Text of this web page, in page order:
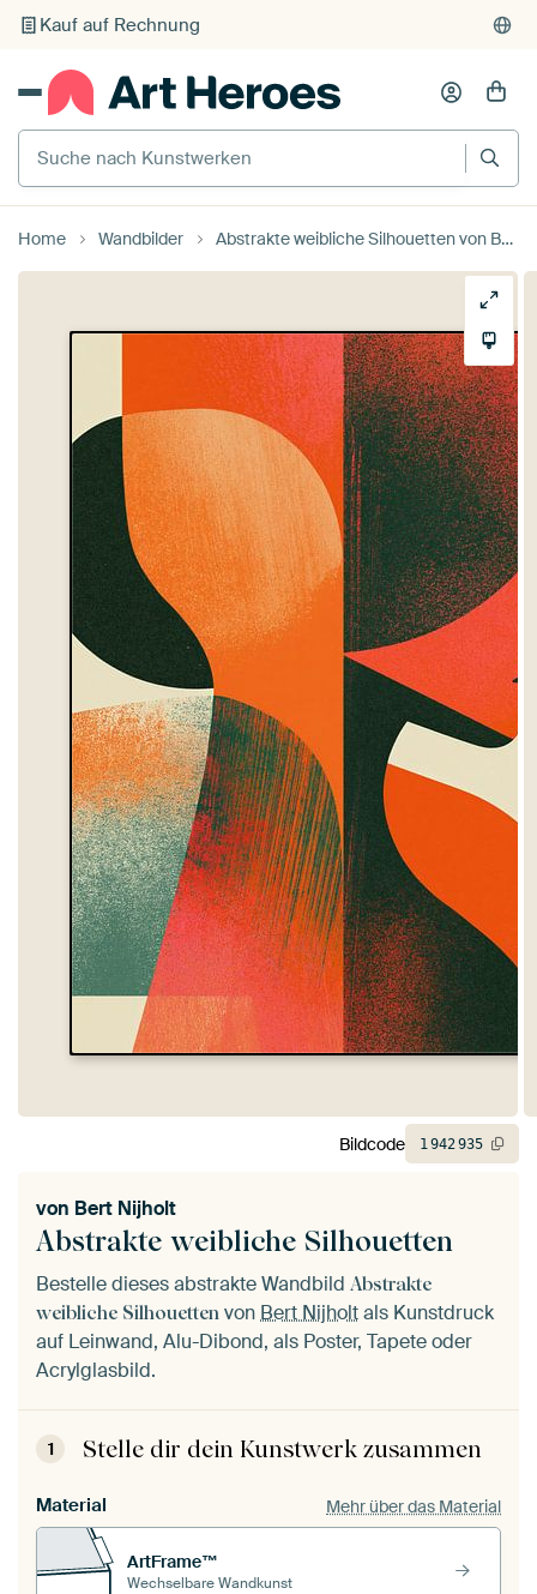
Individueller Druck auf Bestellung
Suche nach Kunstwerken
Home Wandbilder Abstrakte weibliche Silhouetten von Bert Nijholt
Abstrakte weibliche Silhouetten
von Bert Nijholt
Bestelle dieses abstrakte Wandbild Abstrakte
weibliche Silhouetten vonBert Nijholtals Kunstdruck
auf Leinwand, Alu-Dibond, als Poster, Tapete oder
Acrylglasbild.
1 Stelle dir dein Kunstwerk zusammen
Material Mehr über das Material
ArtFrame™
Wechselbare Wandkunst
Bildcode 1942935